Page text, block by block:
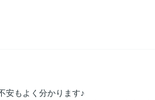
安もよく分かります♪